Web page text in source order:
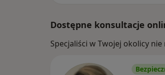
Dostępne konsultacje
Specjaliści w Twojej okolicy